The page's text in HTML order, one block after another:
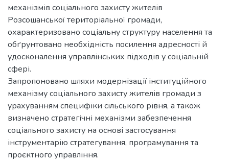
механізмів соціального захисту жителів
Розсошанської територіальної громади,
охарактеризовано соціальну структуру населення та
обґрунтовано необхідність посилення адресності й
удосконалення управлінських підходів у соціальній
сфері.
Запропоновано шляхи модернізації інституційного
механізму соціального захисту жителів громади з
урахуванням специфіки сільського рівня, а також
визначено стратегічні механізми забезпечення
соціального захисту на основі застосування
інструментарію стратегування, програмування та
проєктного управління.